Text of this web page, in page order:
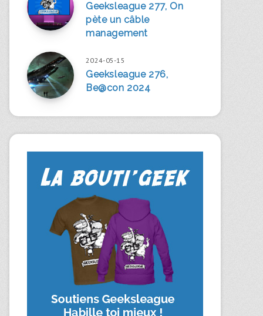
Geeksleague 277, On
pète un câble
management
2024-05-15
Geeksleague 276,
Be@con 2024